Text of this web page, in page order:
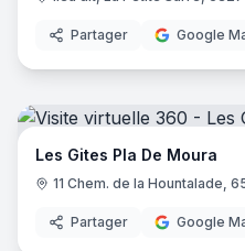
Partager Google
Les Gites Pla De Moura
11 Chem. de la Hountalade,
Partager Google